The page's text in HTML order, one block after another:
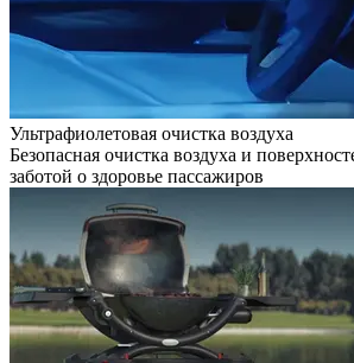
Ультрафиолетовая очистка воздуха
Безопасная очистка воздуха и
заботой о здоровье пассажиров